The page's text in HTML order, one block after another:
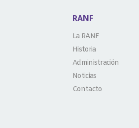
RANF
La RANF
Historia
Administración
Noticias
Contacto